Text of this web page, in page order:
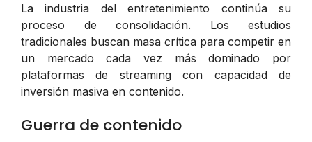
La industria del entretenimiento continúa su
proceso de consolidación. Los estudios
tradicionales buscan masa crítica para competir en
un mercado cada vez más dominado por
plataformas de streaming con capacidad de
inversión masiva en contenido.
Guerra de contenido